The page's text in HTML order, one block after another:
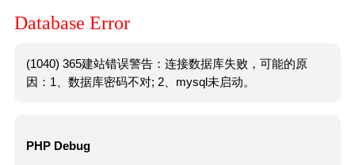
Database Error
(1040) 365建站错误警告：连接数据库失败，可能的原
因：1、数据库密码不对; 2、mysql未启动。
PHP Debug